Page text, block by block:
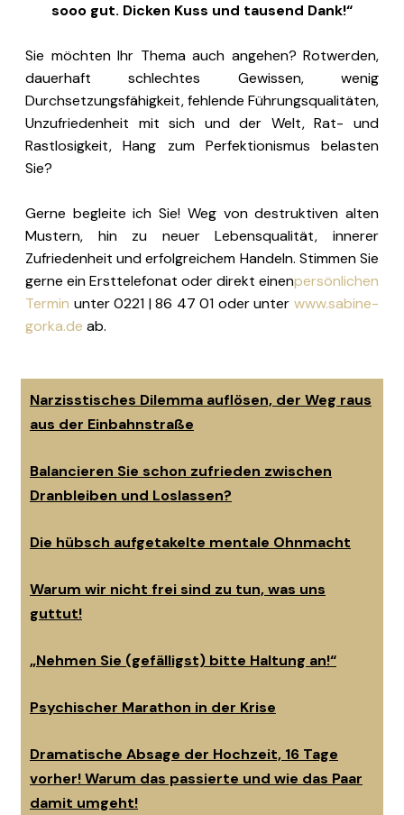
sooo gut. Dicken Kuss und tausend Dank!“
Sie möchten Ihr Thema auch angehen? Rotwerden,
dauerhaft schlechtes Gewissen, wenig
Durchsetzungsfähigkeit, fehlende Führungsqualitäten,
Unzufriedenheit mit sich und der Welt, Rat- und
Rastlosigkeit, Hang zum Perfektionismus belasten
Sie?
Gerne begleite ich Sie! Weg von destruktiven alten
Mustern, hin zu neuer Lebensqualität, innerer
Zufriedenheit und erfolgreichem Handeln. Stimmen Sie
gerne ein Ersttelefonat oder direkt einenpersönlichen
Termin unter 0221 | 86 47 01 oder unter www.sabine-
gorka.de ab.
Narzisstisches Dilemma auflösen, der Weg raus
aus der Einbahnstraße
Balancieren Sie schon zufrieden zwischen
Dranbleiben und Loslassen?
Die hübsch aufgetakelte mentale Ohnmacht
Warum wir nicht frei sind zu tun, was uns
guttut!
„Nehmen Sie (gefälligst) bitte Haltung an!“
Psychischer Marathon in der Krise
Dramatische Absage der Hochzeit, 16 Tage
vorher! Warum das passierte und wie das Paar
damit umgeht!